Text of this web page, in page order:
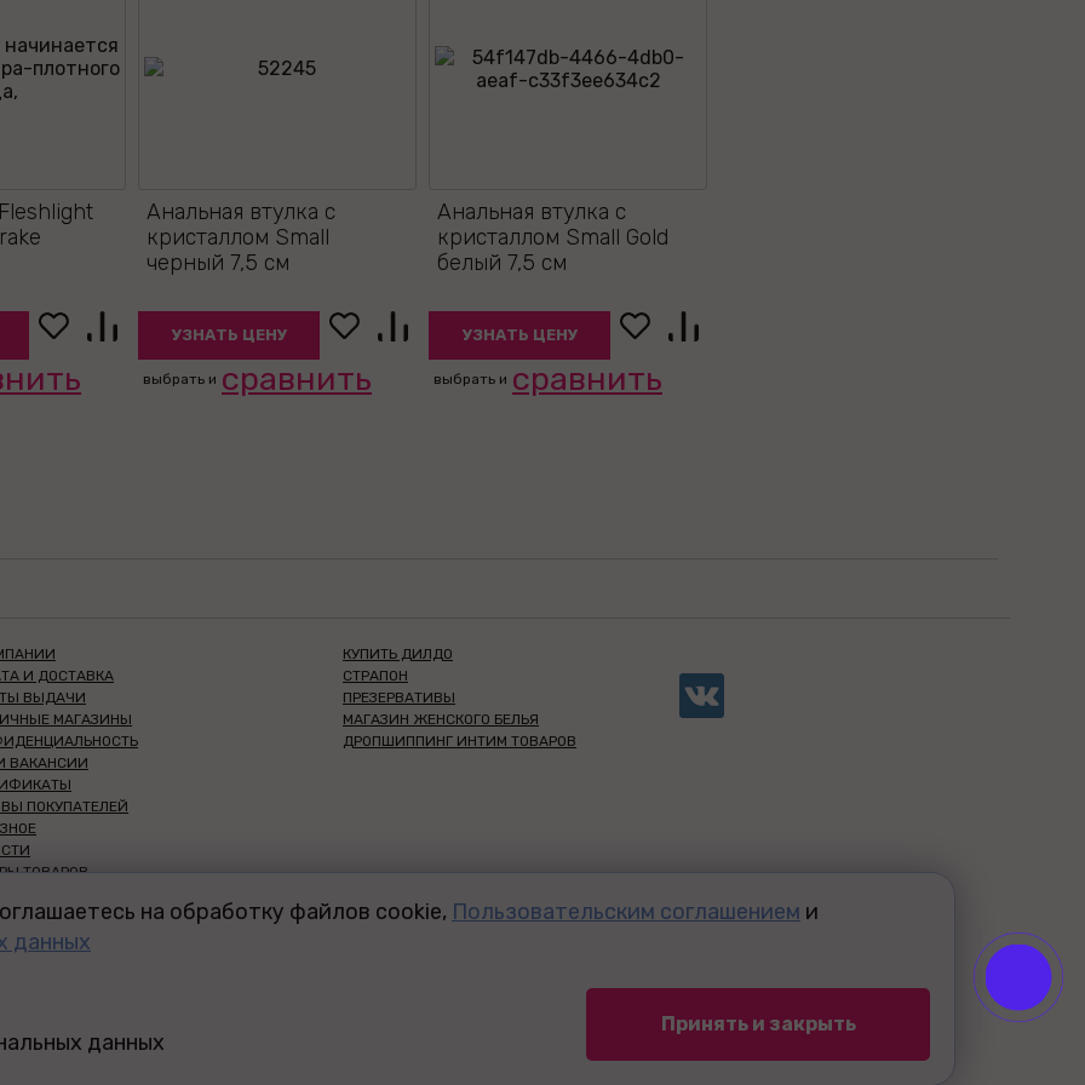
Анальная втулка с
кристаллом Small
черный 7,5 см
УЗНАТЬ ЦЕНУ
выбрать и сравнить
Анальная втулка с
кристаллом Small Gold
белый 7,5 см
УЗНАТЬ ЦЕНУ
выбрать и сравнить
И ДОСТАВКА
ВЫДАЧИ
МАГАЗИНЫ
ВАКАНСИИ
ПОКУПАТЕЛЕЙ
ТОВАРОВ
ВАС
ООО И ИП
КУПИТЬ ДИЛДО
СТРАПОН
ПРЕЗЕРВАТИВЫ
МАГАЗИН ЖЕНСКОГО БЕЛЬЯ
ДРОПШИППИНГ ИНТИМ ТОВАРОВ
на обработку файлов cookie, Пользовательским соглашением и
данных
данных
Принять и закрыть